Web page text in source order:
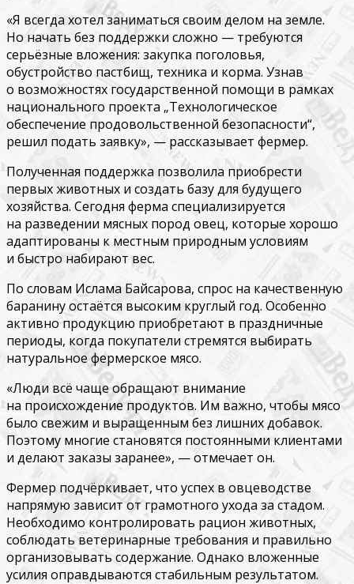
«Я всегда хотел заниматься своим делом на земле.
Но начать без поддержки сложно — требуются
серьёзные вложения: закупка поголовья,
обустройство пастбищ, техника и корма. Узнав
о возможностях государственной помощи в рамках
национального проекта „Технологическое
обеспечение продовольственной безопасности“,
решил подать заявку», — рассказывает фермер.
Полученная поддержка позволила приобрести
первых животных и создать базу для будущего
хозяйства. Сегодня ферма специализируется
на разведении мясных пород овец, которые хорошо
адаптированы к местным природным условиям
и быстро набирают вес.
По словам Ислама Байсарова, спрос на качественную
баранину остаётся высоким круглый год. Особенно
активно продукцию приобретают в праздничные
периоды, когда покупатели стремятся выбирать
натуральное фермерское мясо.
«Люди всё чаще обращают внимание
на происхождение продуктов. Им важно, чтобы мясо
было свежим и выращенным без лишних добавок.
Поэтому многие становятся постоянными клиентами
и делают заказы заранее», — отмечает он.
Фермер подчёркивает, что успех в овцеводстве
напрямую зависит от грамотного ухода за стадом.
Необходимо контролировать рацион животных,
соблюдать ветеринарные требования и правильно
организовывать содержание. Однако вложенные
усилия оправдываются стабильным результатом.